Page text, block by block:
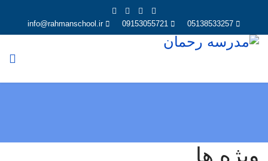
05138533257
09153055721
info@rahmanschool.ir
ویژه ها